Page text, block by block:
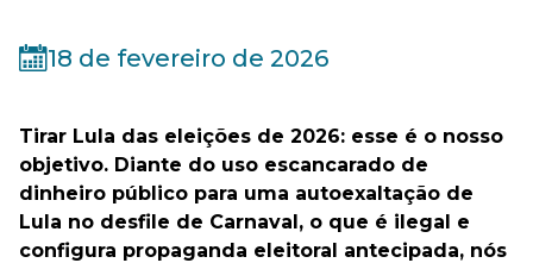
18 de fevereiro de 2026
Tirar Lula das eleições de 2026: esse é o nosso
objetivo. Diante do uso escancarado de
dinheiro público para uma autoexaltação de
Lula no desfile de Carnaval, o que é ilegal e
configura propaganda eleitoral antecipada, nós